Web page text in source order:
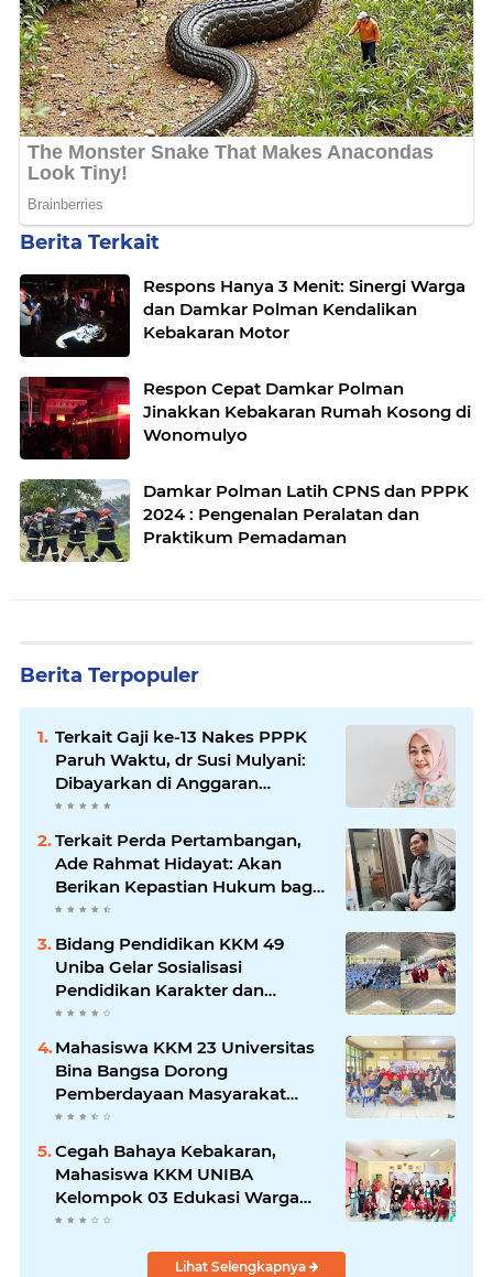
Berita Terkait
Respons Hanya 3 Menit: Sinergi Warga
dan Damkar Polman Kendalikan
Kebakaran Motor
Respon Cepat Damkar Polman
Jinakkan Kebakaran Rumah Kosong di
Wonomulyo
Damkar Polman Latih CPNS dan PPPK
2024 : Pengenalan Peralatan dan
Praktikum Pemadaman
Berita Terpopuler
Terkait Gaji ke-13 Nakes PPPK
Paruh Waktu, dr Susi Mulyani:
Dibayarkan di Anggaran
Perubahan
Terkait Perda Pertambangan,
Ade Rahmat Hidayat: Akan
Berikan Kepastian Hukum bagi
Masyarakat dan Pelaku Usaha
Bidang Pendidikan KKM 49
Uniba Gelar Sosialisasi
Pendidikan Karakter dan
Kenakalan Remaja di SMP
Negeri 1 Baros
Mahasiswa KKM 23 Universitas
Bina Bangsa Dorong
Pemberdayaan Masyarakat
melalui Seminar di Desa
Pelawad
Cegah Bahaya Kebakaran,
Mahasiswa KKM UNIBA
Kelompok 03 Edukasi Warga
Karundang Mengenai Instalasi
Lihat Selengkapnya